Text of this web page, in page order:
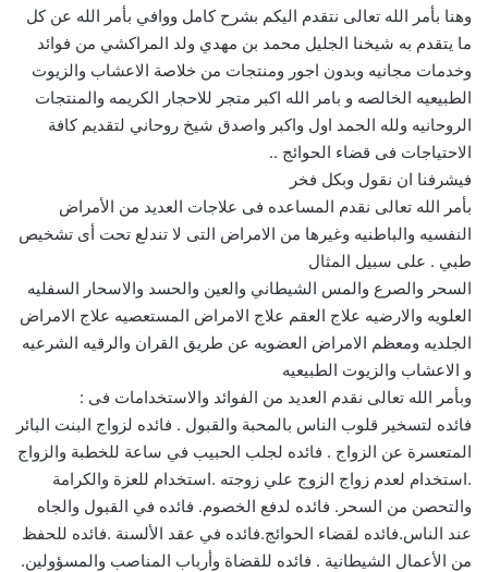
وهنا بأمر الله تعالى نتقدم اليكم بشرح كامل ووافي بأمر الله عن كل
ما يتقدم به شيخنا الجليل محمد بن مهدي ولد المراكشي من فوائد
وخدمات مجانيه وبدون اجور ومنتجات من خلاصة الاعشاب والزيوت
الطبيعيه الخالصه و بامر الله اكبر متجر للاحجار الكريمه والمنتجات
الروحانيه ولله الحمد اول واكبر واصدق شيخ روحاني لتقديم كافة
الاحتياجات فى قضاء الحوائج ..
فيشرفنا ان نقول وبكل فخر
بأمر الله تعالى نقدم المساعده فى علاجات العديد من الأمراض
النفسيه والباطنيه وغيرها من الامراض التى لا تندلع تحت أى تشخيص
طبي . على سبيل المثال
السحر والصرع والمس الشيطاني والعين والحسد والاسحار السفليه
العلويه والارضيه علاج العقم علاج الامراض المستعصيه علاج الامراض
الجلديه ومعظم الامراض العضويه عن طريق القران والرقيه الشرعيه
و الاعشاب والزيوت الطبيعيه
وبأمر الله تعالى نقدم العديد من الفوائد والاستخدامات فى :
فائده لتسخير قلوب الناس بالمحبة والقبول . فائده لزواج البنت البائر
المتعسرة عن الزواج . فائده لجلب الحبيب في ساعة للخطبة والزواج
.استخدام لعدم زواج الزوج علي زوجته .استخدام للعزة والكرامة
والتحصن من السحر. فائده لدفع الخصوم. فائده في القبول والجاه
عند الناس.فائده لقضاء الحوائج.فائده في عقد الألسنة .فائده للحفظ
من الأعمال الشيطانية . فائده للقضاة وأرباب المناصب والمسؤولين.